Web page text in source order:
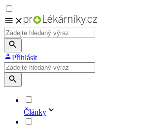
Přihlásit
Články